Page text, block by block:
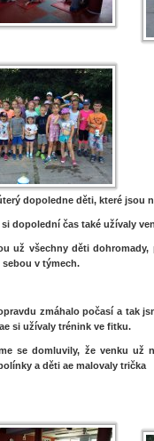
dopoledne děti, které jsou
dopolední čas také užívaly
už všechny děti
sebou v týmech.
zmáhalo počasí a tak
si užívaly trénink ve fitku.
se domluvily, že venku už
a děti ae malovaly trička